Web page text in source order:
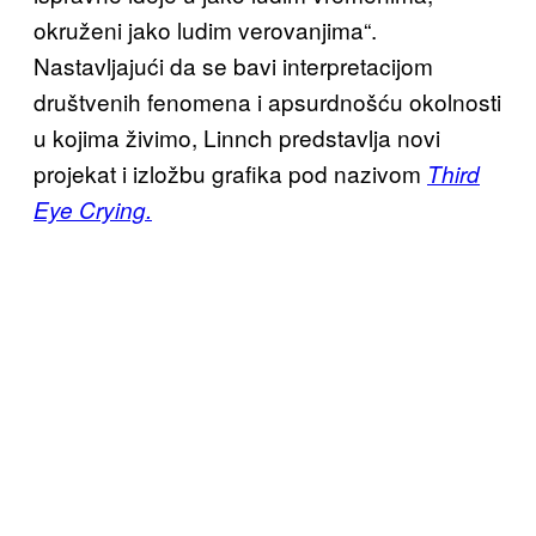
okruženi jako ludim verovanjima“.
Nastavljajući da se bavi interpretacijom
društvenih fenomena i apsurdnošću okolnosti
u kojima živimo, Linnch predstavlja novi
projekat i izložbu grafika pod nazivom Third
Eye Crying.